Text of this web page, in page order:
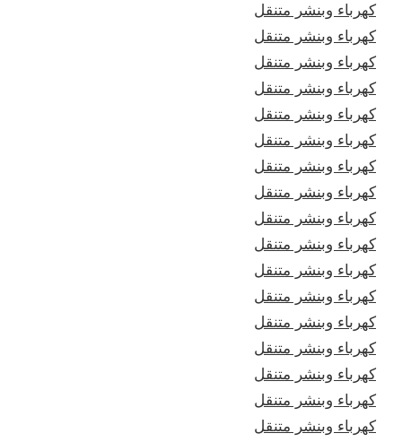
كهرباء وبنشر متنقل
كهرباء وبنشر متنقل
كهرباء وبنشر متنقل
كهرباء وبنشر متنقل
كهرباء وبنشر متنقل
كهرباء وبنشر متنقل
كهرباء وبنشر متنقل
كهرباء وبنشر متنقل
كهرباء وبنشر متنقل
كهرباء وبنشر متنقل
كهرباء وبنشر متنقل
كهرباء وبنشر متنقل
كهرباء وبنشر متنقل
كهرباء وبنشر متنقل
كهرباء وبنشر متنقل
كهرباء وبنشر متنقل
كهرباء وبنشر متنقل